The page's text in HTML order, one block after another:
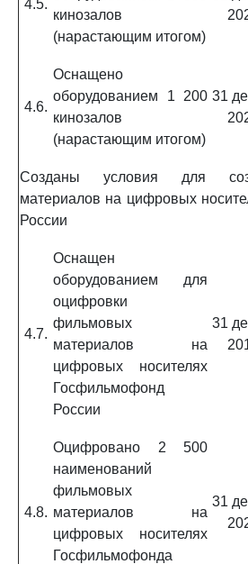
4.5.
кинозалов
(нарастающим итогом)
4.6.
Оснащено
оборудованием 1 200
кинозалов
(нарастающим итогом)
31
Созданы условия для
материалов на цифровых
России
4.7.
Оснащен
оборудованием для
оцифровки
фильмовых
материалов на
цифровых носителях
Госфильмофонд
России
31
4.8.
Оцифровано 2 500
наименований
фильмовых
материалов на
цифровых носителях
Госфильмофонда
31